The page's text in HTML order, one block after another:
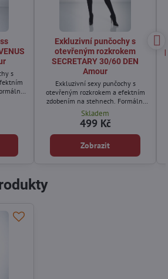
s
Exkluzivní punčochy s
otevřeným rozkrokem
SECRETARY 30/60 DEN
Amour
Exkluzivní sexy punčochy s
otevřeným rozkrokem a efektním
zdobením na stehnech. Formální
oblečení nemusí být nudné...
Skladem
499 Kč
Zobrazit